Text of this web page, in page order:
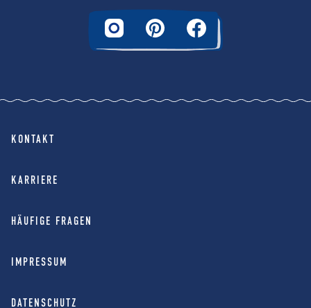
KONTAKT
KARRIERE
HÄUFIGE FRAGEN
IMPRESSUM
DATENSCHUTZ